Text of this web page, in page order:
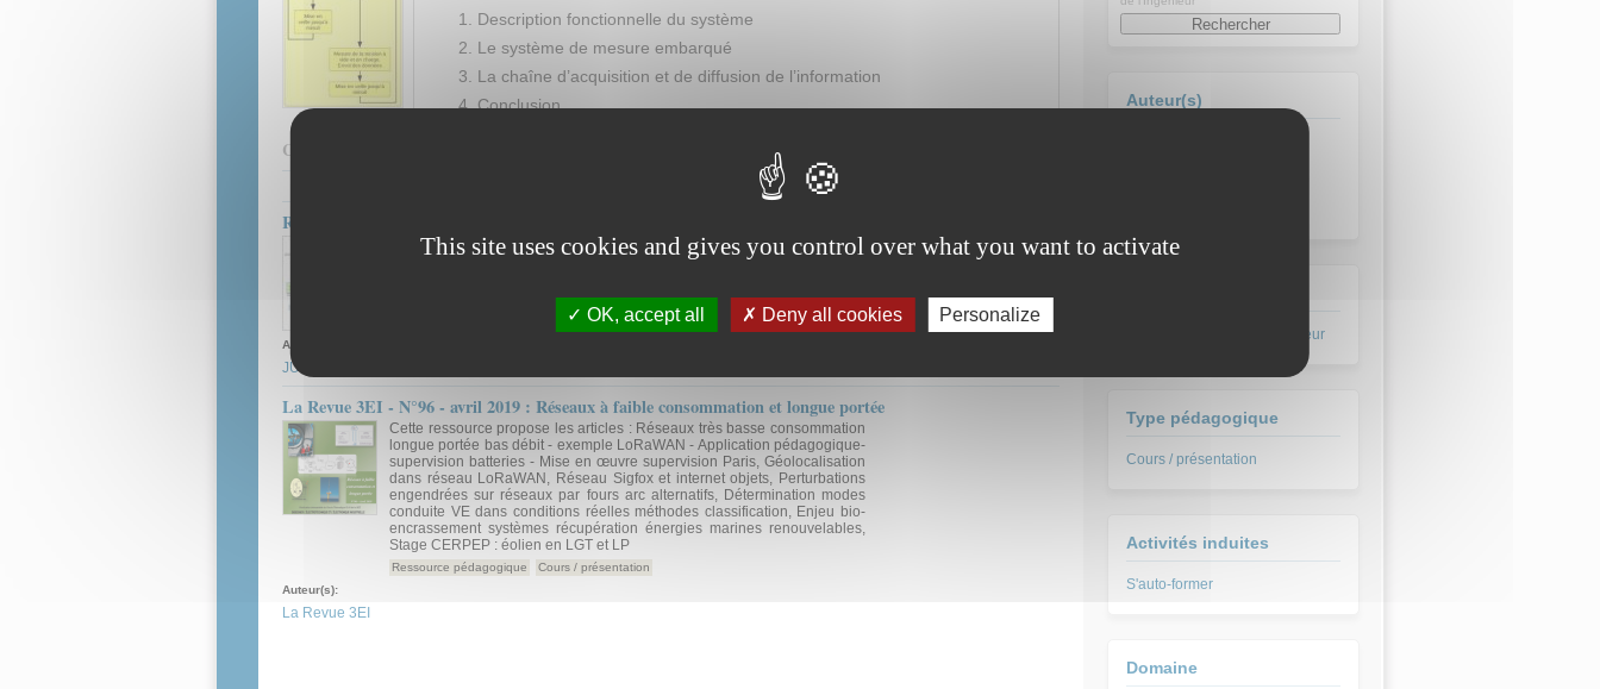
Description fonctionnelle du système
Le système de mesure embarqué
La chaîne d’acquisition et de diffusion de l’information
Conclusion
Contenus associés
Réseaux très basse consommation, longue portée, bas débit, l’exemple de LoRaWAN
Cette ressource présente les réseaux très basse consommation, longue
portée et bas débit, en détaillant LoRaWAN. Elle est la première d’un
Cours / présentation
Auteur(s):
JUTON Anthony
La Revue 3EI - N°96 - avril 2019 : Réseaux à faible consommation et longue portée
Cette ressource propose les articles : Réseaux très basse consommation
longue portée bas débit - exemple LoRaWAN - Application pédagogique-
supervision batteries - Mise en œuvre supervision Paris, Géolocalisation
dans réseau LoRaWAN, Réseau Sigfox et internet objets, Perturbations
engendrées sur réseaux par fours arc alternatifs, Détermination modes
conduite VE dans conditions réelles méthodes classification, Enjeu bio-
encrassement systèmes récupération énergies marines renouvelables,
Stage CERPEP : éolien en LGT et LP
Ressource pédagogique
Cours / présentation
Auteur(s):
La Revue 3EI
Auteur(s)
CultureSciences de l'Ingénieur
Type pédagogique
Cours / présentation
Activités induites
S'auto-former
Domaine
This site uses cookies and gives you control over what you want to activate
OK, accept all Deny all cookies Personalize